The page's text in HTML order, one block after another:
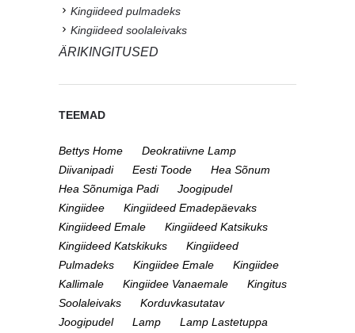
Kingiideed pulmadeks
Kingiideed soolaleivaks
ÄRIKINGITUSED
TEEMAD
Bettys Home
Deokratiivne Lamp
Diivanipadi
Eesti Toode
Hea Sõnum
Hea Sõnumiga Padi
Joogipudel
Kingiidee
Kingiideed Emadepäevaks
Kingiideed Emale
Kingiideed Katsikuks
Kingiideed Katskikuks
Kingiideed
Pulmadeks
Kingiidee Emale
Kingiidee
Kallimale
Kingiidee Vanaemale
Kingitus
Soolaleivaks
Korduvkasutatav
Joogipudel
Lamp
Lamp Lastetuppa